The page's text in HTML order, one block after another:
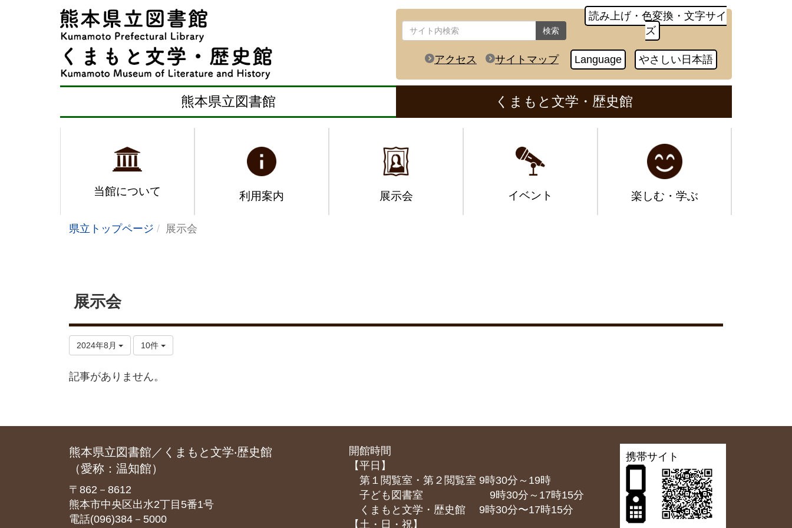
検索
読み上げ・色変換・文字サイ
ズ
アクセス サイトマップ Language やさしい日本語
熊本県立図書館 くまもと文学・歴史館
当館について 利用案内 展示会 イベント 楽しむ・学ぶ
県立トップページ 展示会
展示会
2024年8月 10件
記事がありません。
熊本県立図書館／くまもと文学‧歴史館
（愛称：温知館）
〒862－8612
熊本市中央区出水2丁目5番1号
電話(096)384－5000
開館時間
【平日】
第１閲覧室・第２閲覧室 9時30分～19時
子ども図書室 9時30分～17時15分
くまもと⽂学・歴史館 9時30分〜17時15分
【土・日・祝】
携帯サイト